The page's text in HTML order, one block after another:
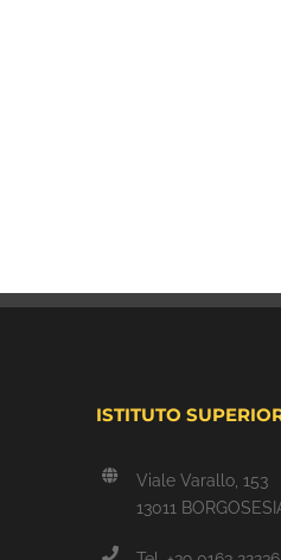
ISTITUTO
Viale Varallo, 153
13011